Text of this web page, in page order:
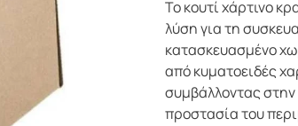
Το κουτί χάρτινο
λύση για τη
κατασκευασμένο
από κυματοειδές
συμβάλλοντας
προστασία του